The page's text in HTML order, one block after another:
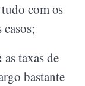
com os
as taxas de
bastante